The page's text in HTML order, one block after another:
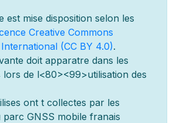
est mise disposition selon les
Creative Commons
(CC BY 4.0).
doit apparatre dans les
lors de l<80><99>utilisation des
es ont t collectes par les
parc GNSS mobile franais